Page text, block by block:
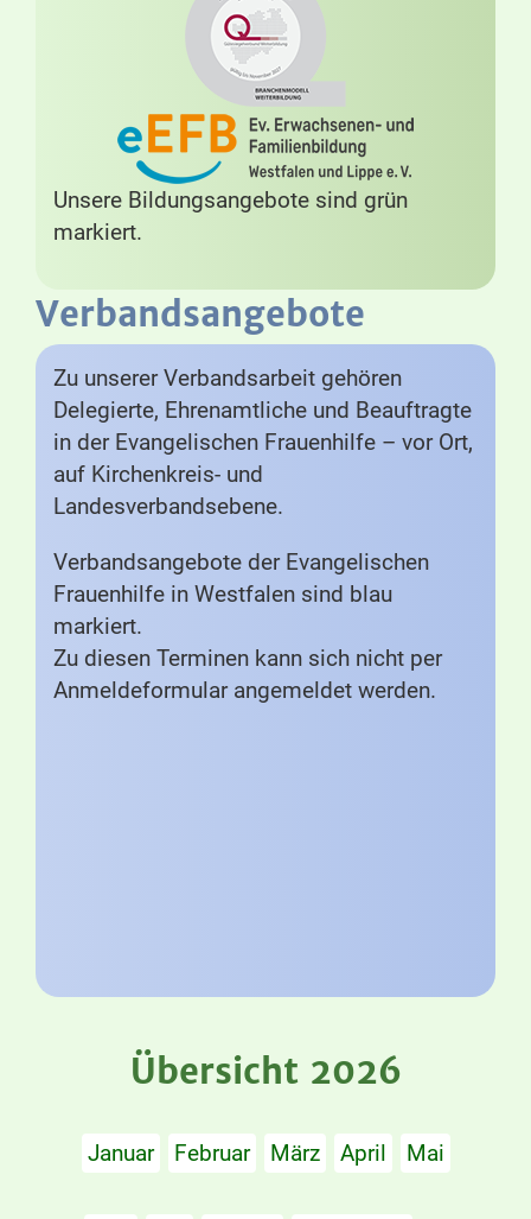
Unsere Bildungsangebote sind grün
markiert.
Verbandsangebote
Zu unserer Verbandsarbeit gehören
Delegierte, Ehrenamtliche und Beauftragte
in der Evangelischen Frauenhilfe – vor Ort,
auf Kirchenkreis- und
Landesverbandsebene.
Verbandsangebote der Evangelischen
Frauenhilfe in Westfalen sind blau
markiert.
Zu diesen Terminen kann sich nicht per
Anmeldeformular angemeldet werden.
Übersicht 2026
Januar Februar März April Mai